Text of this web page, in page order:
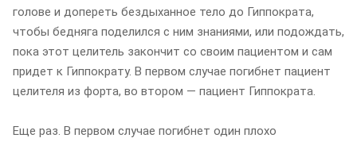
голове и допереть бездыханное тело до Гиппократа,
чтобы бедняга поделился с ним знаниями, или подождать,
пока этот целитель закончит со своим пациентом и сам
придет к Гиппократу. В первом случае погибнет пациент
целителя из форта, во втором — пациент Гиппократа.
Еще раз. В первом случае погибнет один плохо